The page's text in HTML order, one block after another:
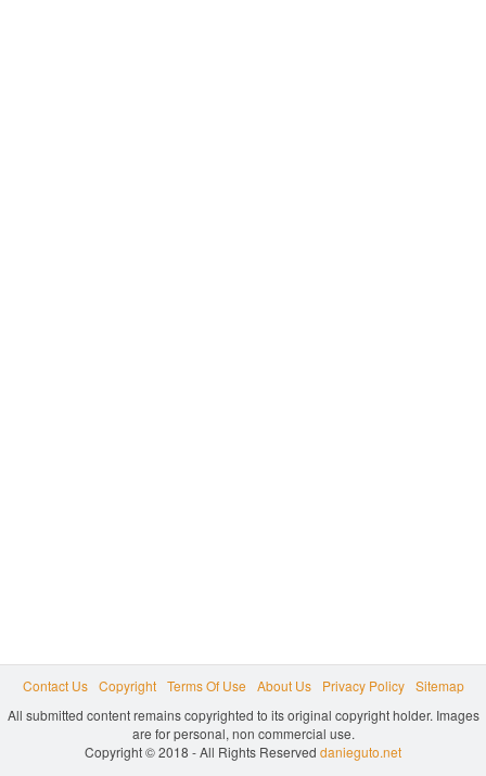
Contact Us Copyright Terms Of Use About Us Privacy Policy
Sitemap
All submitted content remains copyrighted to its original copyright holder. Images
are for personal, non commercial use.
Copyright © 2018 - All Rights Reserved danieguto.net